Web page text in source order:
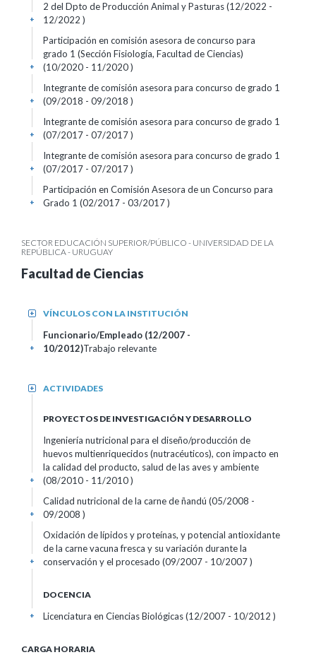
2 del Dpto de Producción Animal y Pasturas (12/2022 -
12/2022 )
+
Participación en comisión asesora de concurso para
grado 1 (Sección Fisiología, Facultad de Ciencias)
(10/2020 - 11/2020 )
+
Integrante de comisión asesora para concurso de grado 1
(09/2018 - 09/2018 )
+
Integrante de comisión asesora para concurso de grado 1
(07/2017 - 07/2017 )
+
Integrante de comisión asesora para concurso de grado 1
(07/2017 - 07/2017 )
+
Participación en Comisión Asesora de un Concurso para
Grado 1 (02/2017 - 03/2017 )
+
SECTOR EDUCACIÓN SUPERIOR/PÚBLICO - UNIVERSIDAD DE LA
REPÚBLICA - URUGUAY
Facultad de Ciencias
VÍNCULOS CON LA INSTITUCIÓN
+
Funcionario/Empleado (12/2007 -
10/2012)Trabajo relevante
+
ACTIVIDADES
+
PROYECTOS DE INVESTIGACIÓN Y DESARROLLO
Ingeniería nutricional para el diseño/producción de
huevos multienriquecidos (nutracéuticos), con impacto en
la calidad del producto, salud de las aves y ambiente
(08/2010 - 11/2010 )
+
Calidad nutricional de la carne de ñandú (05/2008 -
09/2008 )
+
Oxidación de lípidos y proteínas, y potencial antioxidante
de la carne vacuna fresca y su variación durante la
conservación y el procesado (09/2007 - 10/2007 )
+
DOCENCIA
Licenciatura en Ciencias Biológicas (12/2007 - 10/2012 )
+
CARGA HORARIA